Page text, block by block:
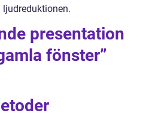
presentation
fönster”